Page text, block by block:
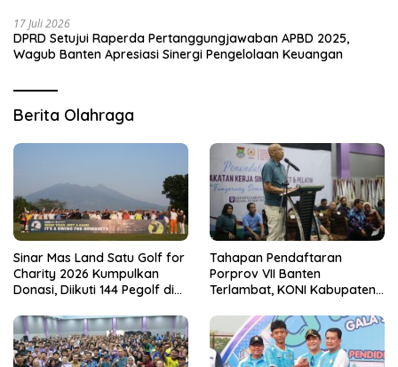
17 Juli 2026
DPRD Setujui Raperda Pertanggungjawaban APBD 2025,
Wagub Banten Apresiasi Sinergi Pengelolaan Keuangan
Berita Olahraga
Sinar Mas Land Satu Golf for
Charity 2026 Kumpulkan
Donasi, Diikuti 144 Pegolf di
Tahapan Pendaftaran
Porprov VII Banten
Terlambat, KONI Kabupaten
Kesiapan Panitia